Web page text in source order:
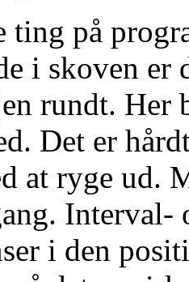
ting på
i skoven er
rundt.
Det er
at ryge ud.
i den